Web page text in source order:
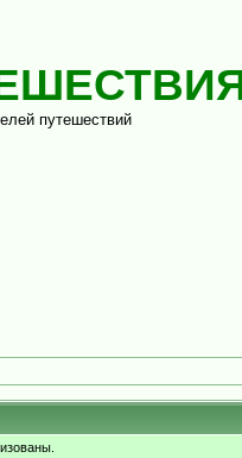
путешествий